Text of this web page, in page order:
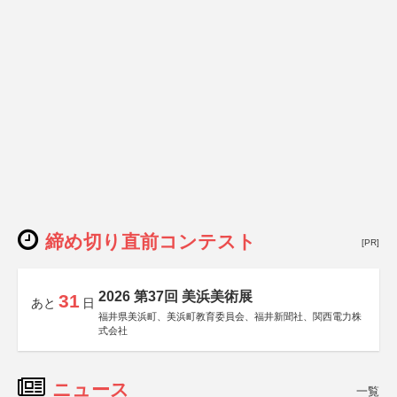
締め切り直前コンテスト [PR]
あと 31 日 2026 第37回 美浜美術展
福井県美浜町、美浜町教育委員会、福井新聞社、関西電力株
式会社
ニュース 一覧